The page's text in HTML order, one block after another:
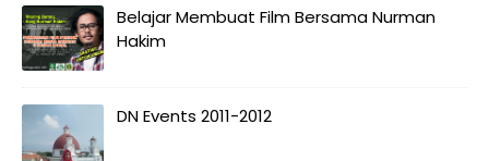
Belajar Membuat Film Bersama Nurman
Hakim
DN Events 2011-2012